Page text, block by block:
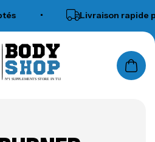
Livraison rapide
N°1 SUPPLEMENTS STORE IN TUNISIA